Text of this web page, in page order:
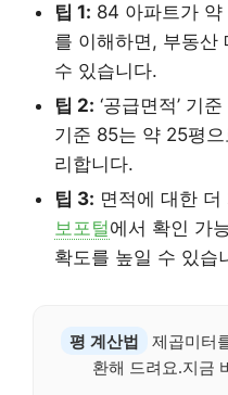
팁 1: 84 아파트가
를 이해하면, 부동산
수 있습니다.
팁 2: ‘공급면적’ 기
기준 85는 약 25평
리합니다.
팁 3: 면적에 대한
보포털에서 확인 가
확도를 높일 수 있습
평 계산법
제곱미터
환해 드려요.지금